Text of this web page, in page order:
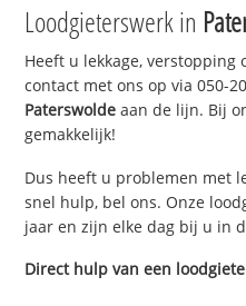
Loodgieterswerk in
Heeft u lekkage,
contact met ons op via 050-
Paterswolde aan de lijn. Bij
gemakkelijk!
Dus heeft u problemen met
snel hulp, bel ons. Onze
jaar en zijn elke dag bij u in
Direct hulp van een